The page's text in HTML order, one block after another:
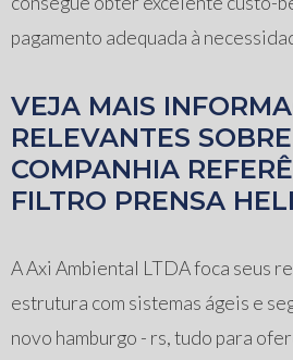
pagamento adequada à
VEJA MAIS
RELEVANTES
COMPANHIA
FILTRO PRENSA
A Axi Ambiental LTDA foca seus
estrutura com sistemas ágeis e
novo hamburgo - rs, tudo para